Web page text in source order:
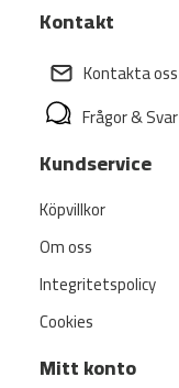
Kontakt
Kontakta oss
Frågor & Svar
Kundservice
Köpvillkor
Om oss
Integritetspolicy
Cookies
Mitt konto